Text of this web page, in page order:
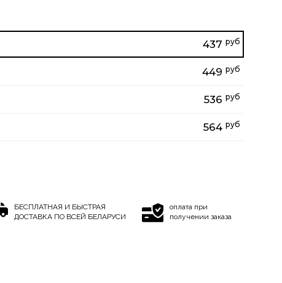
437 руб
449 руб
536 руб
564 руб
БЕСПЛАТНАЯ И БЫСТРАЯ
ДОСТАВКА ПО ВСЕЙ БЕЛАРУСИ
оплата при
получении заказа